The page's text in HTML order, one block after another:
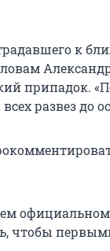
к
припадок.
развез до
официальном
чтобы